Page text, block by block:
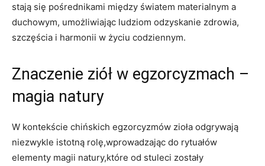
stają ‍się pośrednikami między ‌światem​ materialnym ⁣a
duchowym, umożliwiając ludziom odzyskanie zdrowia,
szczęścia i​ harmonii w życiu codziennym.
Znaczenie ziół w⁤ egzorcyzmach – ​
magia natury
W kontekście chińskich egzorcyzmów zioła odgrywają
⁤niezwykle⁢ istotną rolę,wprowadzając do rytuałów
elementy magii natury,które ‍od stuleci zostały